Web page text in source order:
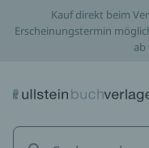
Kauf direkt beim
Erscheinungstermin
ab